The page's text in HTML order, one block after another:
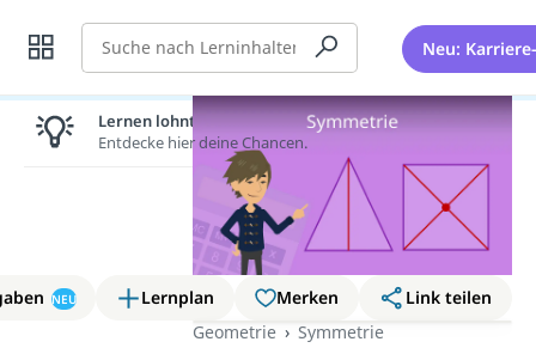
Suche Neu:
NEU Lernplan Merken
Link teilen
Geometrie
Symmetrie
Lernen lohnt sich!
Entdecke hier deine Chancen.